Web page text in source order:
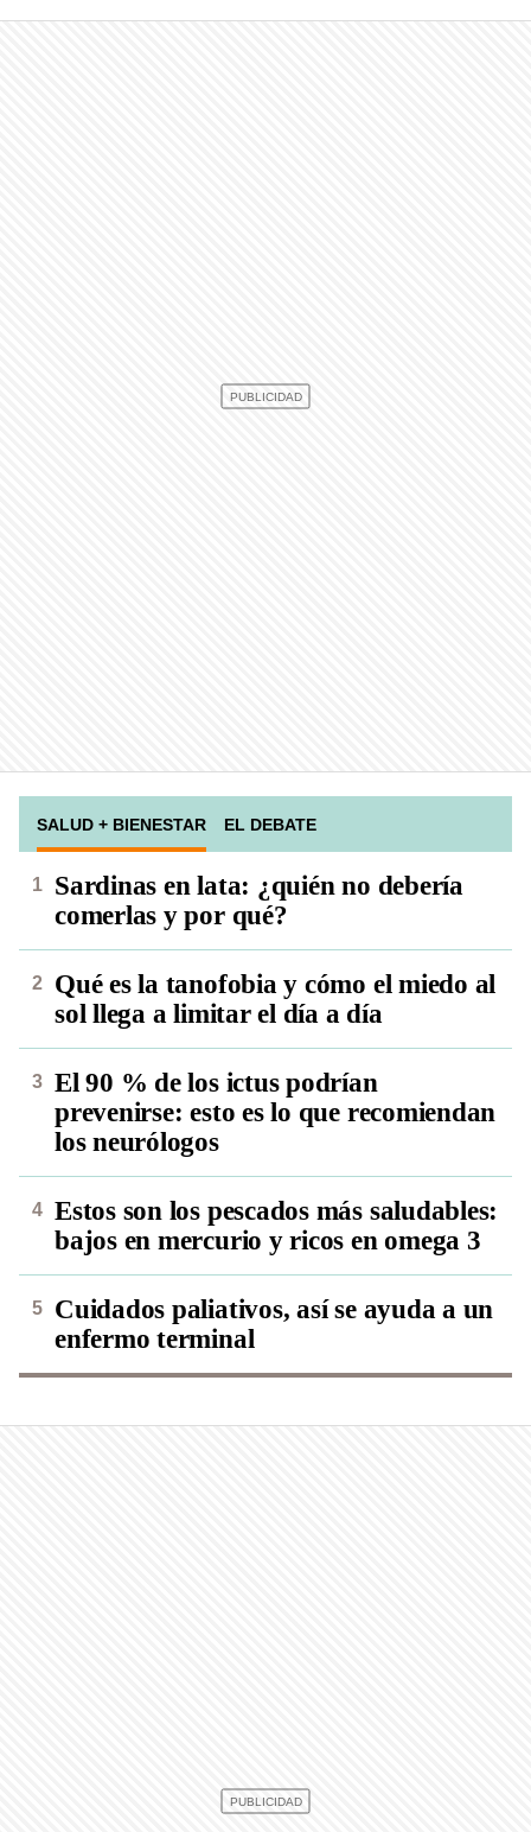
SALUD + BIENESTAR EL DEBATE
Sardinas en lata: ¿quién no debería
comerlas y por qué?
Qué es la tanofobia y cómo el miedo al
sol llega a limitar el día a día
El 90 % de los ictus podrían
prevenirse: esto es lo que recomiendan
los neurólogos
Estos son los pescados más saludables:
bajos en mercurio y ricos en omega 3
Cuidados paliativos, así se ayuda a un
enfermo terminal